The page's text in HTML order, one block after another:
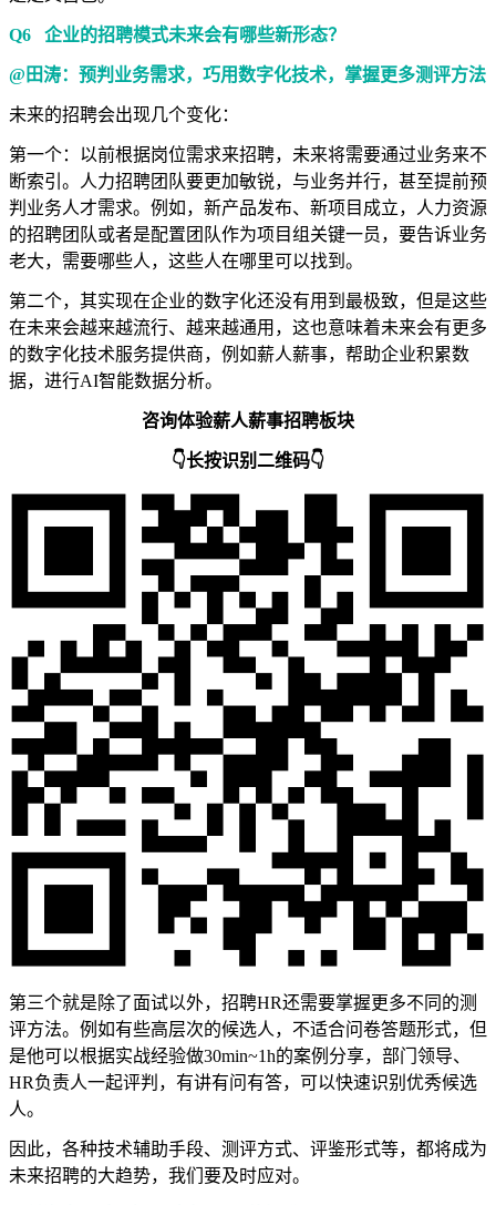
Q6 企业的招聘模式未来会有哪些新形态？
@田涛：预判业务需求，巧用数字化技术，掌握更多测评方法
未来的招聘会出现几个变化：
第一个：以前根据岗位需求来招聘，未来将需要通过业务来不
断索引。人力招聘团队要更加敏锐，与业务并行，甚至提前预
判业务人才需求。例如，新产品发布、新项目成立，人力资源
的招聘团队或者是配置团队作为项目组关键一员，要告诉业务
老大，需要哪些人，这些人在哪里可以找到。
第二个，其实现在企业的数字化还没有用到最极致，但是这些
在未来会越来越流行、越来越通用，这也意味着未来会有更多
的数字化技术服务提供商，例如薪人薪事，帮助企业积累数
据，进行AI智能数据分析。
咨询体验薪人薪事招聘板块
👇长按识别二维码👇
第三个就是除了面试以外，招聘HR还需要掌握更多不同的测
评方法。例如有些高层次的候选人，不适合问卷答题形式，但
是他可以根据实战经验做30min~1h的案例分享，部门领导、
HR负责人一起评判，有讲有问有答，可以快速识别优秀候选
人。
因此，各种技术辅助手段、测评方式、评鉴形式等，都将成为
未来招聘的大趋势，我们要及时应对。